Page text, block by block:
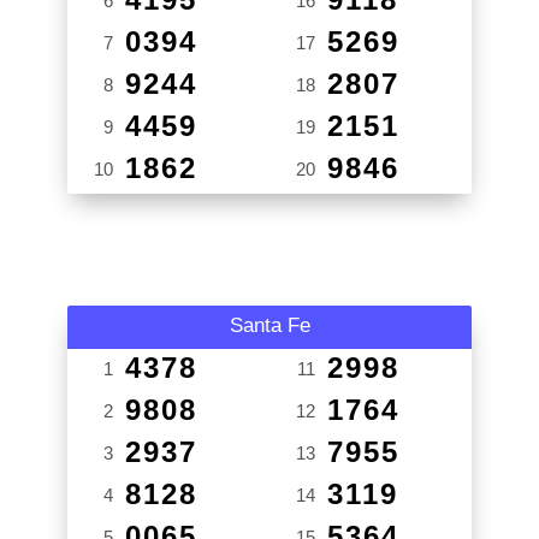
7 0394
8 9244
9 4459
10 1862
17 5269
18 2807
19 2151
20 9846
Santa Fe
1 4378
2 9808
3 2937
4 8128
11 2998
12 1764
13 7955
14 3119